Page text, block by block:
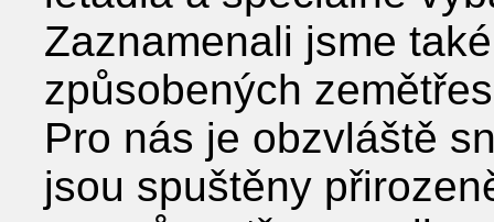
Zaznamenali jsme
způsobených
Pro nás je obzvláště
jsou spuštěny